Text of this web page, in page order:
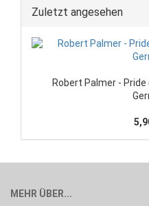
Zuletzt angesehen
Robert Palmer -
MEHR ÜBER...